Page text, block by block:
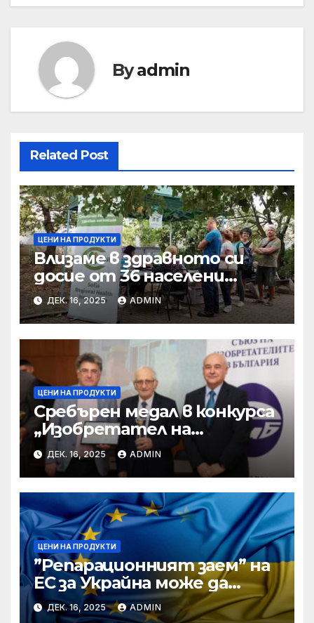
Byadmin
Related Post
ЦЕНИ НА ПРОДУКТИ
Влизаме в здравното си
досие от 36 населени
места • МЗ
ДЕК. 16, 2025 ADMIN
ЦЕНИ НА ПРОДУКТИ
Сребърен медал в конкурса
„Изобретател на
годината“ за учени от БАН
ДЕК. 16, 2025 ADMIN
ЦЕНИ НА ПРОДУКТИ
”Репарационният заем” на
ЕС за Украйна може да
достигне 130 милиарда
евро
ДЕК. 16, 2025 ADMIN